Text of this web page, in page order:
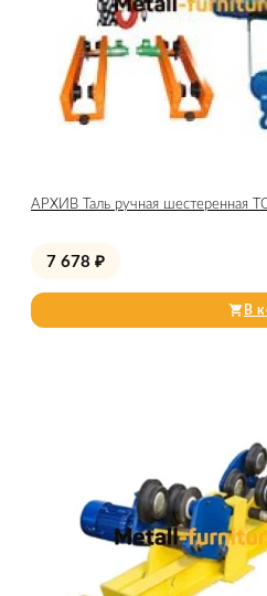
АРХИВ Таль ручная шестеренная
7 678 ₽
В